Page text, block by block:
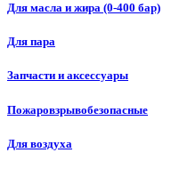
Для масла и жира (0-400 бар)
Для пара
Запчасти и аксессуары
Пожаровзрывобезопасные
Для воздуха